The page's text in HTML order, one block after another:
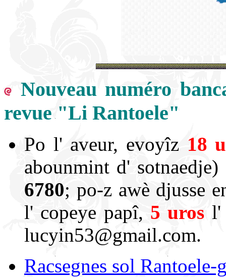
Nouveau numéro
revue "Li Rantoele"
Po l' aveur, evoyîz 18
abounmint d'
6780; po-z awè djusse
l' copeye papî, 5 uros l'
lucyin53@gmail.com.
Racsegnes sol Rantoele-